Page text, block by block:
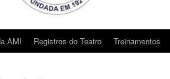
AMI Registros do Teatro Treinamentos